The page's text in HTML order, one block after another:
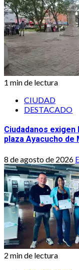
1 min de lectura
CIUDAD
DESTACADO
Ciudadanos
plaza Ayacucho de
8 de agosto de 2026
2 min de lectura